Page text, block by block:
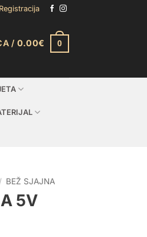
/ 0.00€ 0
/ BEŽ SJAJNA
5V